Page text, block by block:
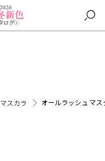
マスカラ オールラッシュ マ